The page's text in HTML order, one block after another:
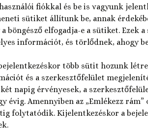
fiókkal és be is vagyunk
sütiket állítunk be, annak
böngésző elfogadja-e a sütiket. Ezek
információt, és törlődnek, ahogy
több sütit hozunk
és a szerkesztőfelület
napig érvényesek, a
évig. Amennyiben az „Emlékezz
folytatódik. Kijelentkezéskor a